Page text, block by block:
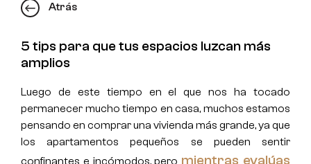
Atrás
5 tips para que tus espacios luzcan más
amplios
Luego de este tiempo en el que nos ha tocado
permanecer mucho tiempo en casa, muchos estamos
pensando en comprar una vivienda más grande, ya que
los apartamentos pequeños se pueden sentir
confinantes e incómodos, pero mientras evalúas